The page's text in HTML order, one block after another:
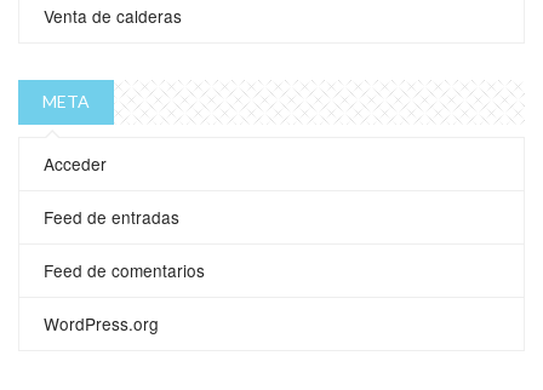
Venta de calderas
META
Acceder
Feed de entradas
Feed de comentarios
WordPress.org